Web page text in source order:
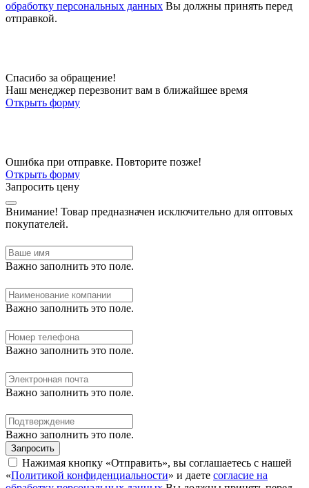
обработку персональных данных Вы должны принять перед
отправкой.
Спасибо за обращение!
Наш менеджер перезвонит вам в ближайшее время
Открыть форму
Ошибка при отправке. Повторите позже!
Открыть форму
Запросить цену
Внимание! Товар предназначен исключительно для оптовых
покупателей.
Важно заполнить это поле.
Важно заполнить это поле.
Важно заполнить это поле.
Важно заполнить это поле.
Важно заполнить это поле.
Запросить
Нажимая кнопку «Отправить», вы соглашаетесь с нашей
«Политикой конфиденциальности» и даете согласие на